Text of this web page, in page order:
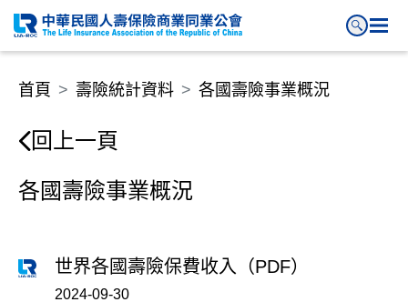
首頁 壽險統計資料 各國壽險事業概況
回上一頁
各國壽險事業概況
世界各國壽險保費收入（PDF）
2024-09-30